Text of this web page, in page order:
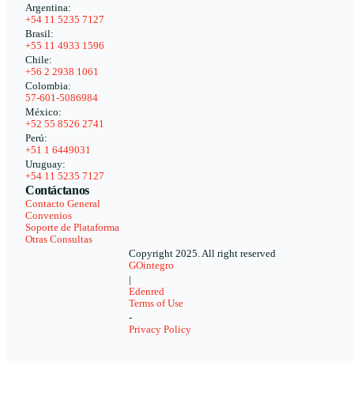
Argentina:
+54 11 5235 7127
Brasil:
+55 11 4933 1596
Chile:
+56 2 2938 1061
Colombia:
57-601-5086984
México:
+52 55 8526 2741
Perú:
+51 1 6449031
Uruguay:
+54 11 5235 7127
Contáctanos
Contacto General
Convenios
Soporte de Plataforma
Otras Consultas
Copyright 2025. All right reserved
GOintegro
Edenred
Terms of Use
-
Privacy Policy